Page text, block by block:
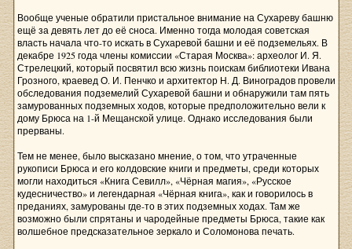
Вообще ученые обратили пристальное внимание на Сухареву башню
ещё за девять лет до её сноса. Именно тогда молодая советская
власть начала что-то искать в Сухаревой башни и её подземельях. В
декабре 1925 года члены комиссии «Старая Москва»: археолог И. Я.
Стрелецкий, который посвятил всю жизнь поискам библиотеки Ивана
Грозного, краевед О. И. Пенчко и архитектор Н. Д. Виноградов провели
обследования подземелий Сухаревой башни и обнаружили там пять
замурованных подземных ходов, которые предположительно вели к
дому Брюса на 1-й Мещанской улице. Однако исследования были
прерваны.
Тем не менее, было высказано мнение, о том, что утраченные
рукописи Брюса и его колдовские книги и предметы, среди которых
могли находиться «Книга Севилл», «Чёрная магия», «Русское
кудесничество» и легендарная «Чёрная книга», как и говорилось в
преданиях, замурованы где-то в этих подземных ходах. Там же
возможно были спрятаны и чародейные предметы Брюса, такие как
волшебное предсказательное зеркало и Соломонова печать.